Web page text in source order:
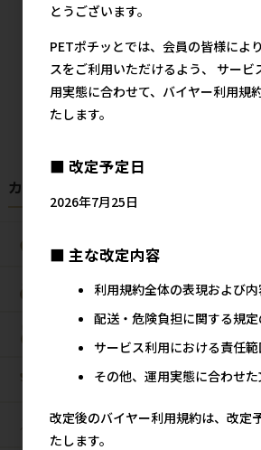
参考上代 367円
すべ
カテゴリから探す
ペ
爬虫・両生類
昆虫
とうございます。
PETポチッとでは、会員の皆様によ
スをご利用いただけるよう、 サービ
用実態に合わせて、バイヤー利用規
たします。
■ 改定予定日
2026年7月25日
■ 主な改定内容
利用規約全体の表現および
配送・危険負担に関する規
サービス利用における責任
その他、運用実態に合わせ
改定後のバイヤー利用規約は、改定
たします。